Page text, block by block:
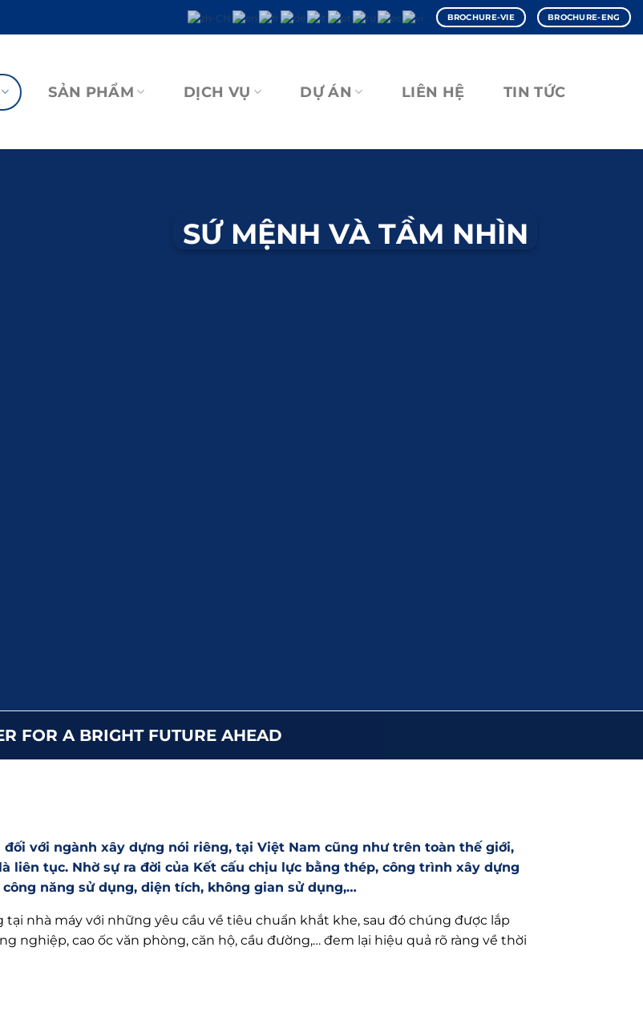
BROCHURE-VIE BROCHURE-ENG
SẢN PHẨM DỊCH VỤ DỰ ÁN LIÊN HỆ TIN TỨC
SỨ MỆNH VÀ TẦM NHÌN
FOR A BRIGHT FUTURE AHEAD
với ngành xây dựng nói riêng, tại Việt Nam cũng như trên toàn thế giới,
liên tục. Nhờ sự ra đời của Kết cấu chịu lực bằng thép, công trình xây dựng
năng sử dụng, diện tích, không gian sử dụng,…
nhà máy với những yêu cầu về tiêu chuẩn khắt khe, sau đó chúng được lắp
nghiệp, cao ốc văn phòng, căn hộ, cầu đường,… đem lại hiệu quả rõ ràng về thời